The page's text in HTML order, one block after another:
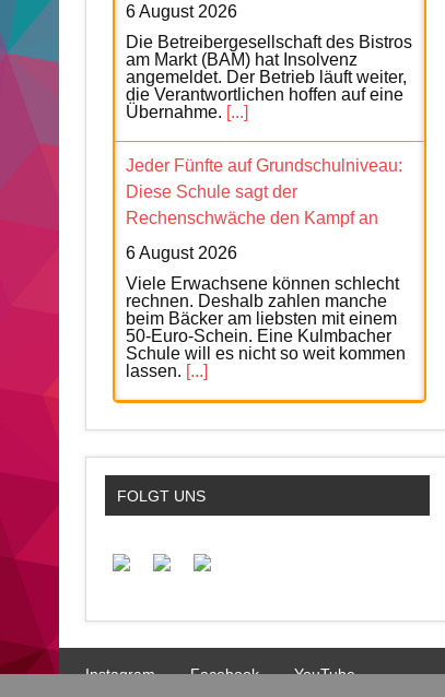
6 August 2026
Die Betreibergesellschaft des Bistros
am Markt (BAM) hat Insolvenz
angemeldet. Der Betrieb läuft weiter,
die Verantwortlichen hoffen auf eine
Übernahme. [...]
Jeder Fünfte auf Grundschulniveau:
Diese Schule sagt der
Rechenschwäche den Kampf an
6 August 2026
Viele Erwachsene können schlecht
rechnen. Deshalb zahlen manche
beim Bäcker am liebsten mit einem
50-Euro-Schein. Eine Kulmbacher
Schule will es nicht so weit kommen
lassen. [...]
Am Freitag setzt das Gericht die
Thomas Hoffmann ist nun der letzte
verbliebene Angeklagte.
Hof: Mann schlägt Eingangstür ein
und greift Hausbewohner an
FOLGT UNS
Instagram Facebook YouTube